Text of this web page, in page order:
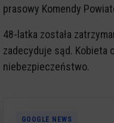
prasowy Komendy
48-latka została
zadecyduje sąd. Kobieta
niebezpieczeństwo.
GOOGLE NEWS